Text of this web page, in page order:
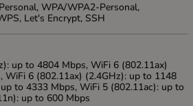
WPA/WPA2-Personal,
Let's Encrypt, SSH
up to 4804 Mbps, WiFi 6 (802.11ax)
WiFi 6 (802.11ax) (2.4GHz): up to 1148
to 4333 Mbps, WiFi 5 (802.11ac): up to
up to 600 Mbps